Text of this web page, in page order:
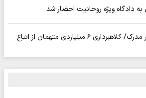
به دادگاه ویژه روحانیت احضار شد
انهدام باند جعل ۴ هزار مدرک/ کلاهبرداری ۶ میلیاردی متهمان از اتباع